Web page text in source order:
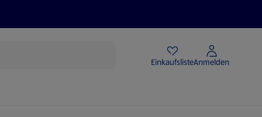
EinkaufslisteAnmelden